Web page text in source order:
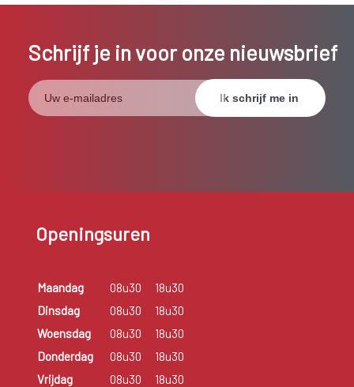
Schrijf je in voor onze nieuwsbrief
Openingsuren
Maandag 08u30
18u30
Dinsdag
08u30
18u30
Woensdag
08u30
18u30
Donderdag
08u30
18u30
Vrijdag
08u30
18u30